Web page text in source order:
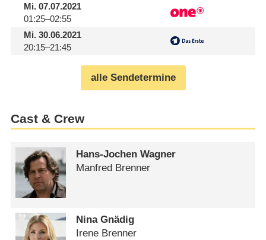
Mi.07.07.2021
01:25–02:55
Mi.30.06.2021
20:15–21:45
alle Sendetermine
Cast & Crew
Hans-Jochen Wagner
Manfred Brenner
Nina Gnädig
Irene Brenner